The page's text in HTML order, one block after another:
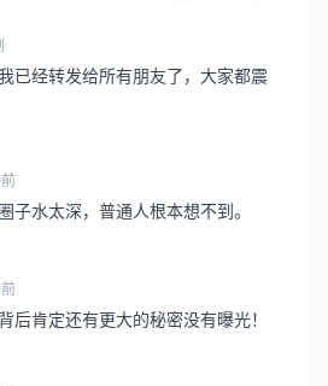
已经转发给所有朋友了，大家都震
子水太深，普通人根本想不到。
后肯定还有更大的秘密没有曝光！